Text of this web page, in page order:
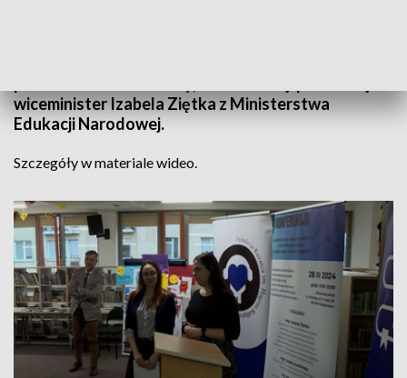
wiceminister Izabela Ziętka z Ministerstwa
Edukacji Narodowej.
Szczegóły w materiale wideo.